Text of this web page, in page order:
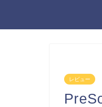
レビュー